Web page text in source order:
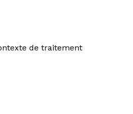
de traitement